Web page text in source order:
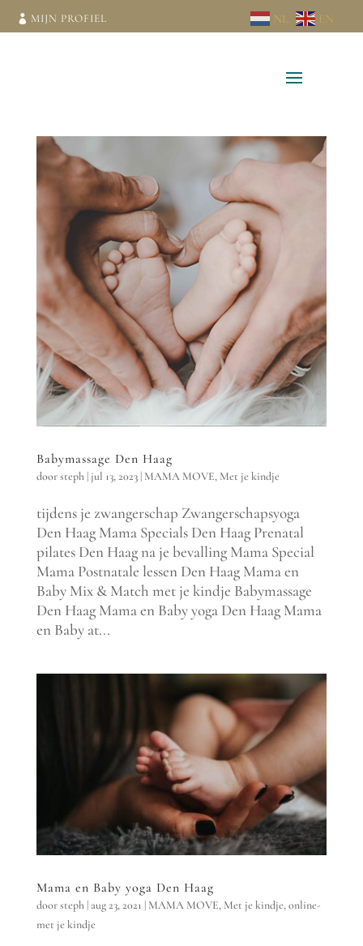
MIJN PROFIEL NL EN
Babymassage Den Haag
doorsteph|jul 13, 2023| MAMA MOVE, Met je kindje
tijdens je zwangerschap Zwangerschapsyoga
Den Haag Mama Specials Den Haag Prenatal
pilates Den Haag na je bevalling Mama Special
Mama Postnatale lessen Den Haag Mama en
Baby Mix & Match met je kindje Babymassage
Den Haag Mama en Baby yoga Den Haag Mama
en Baby at...
Mama en Baby yoga Den Haag
doorsteph|aug 23, 2021 | MAMA MOVE, Met je kindje,online-
met je kindje